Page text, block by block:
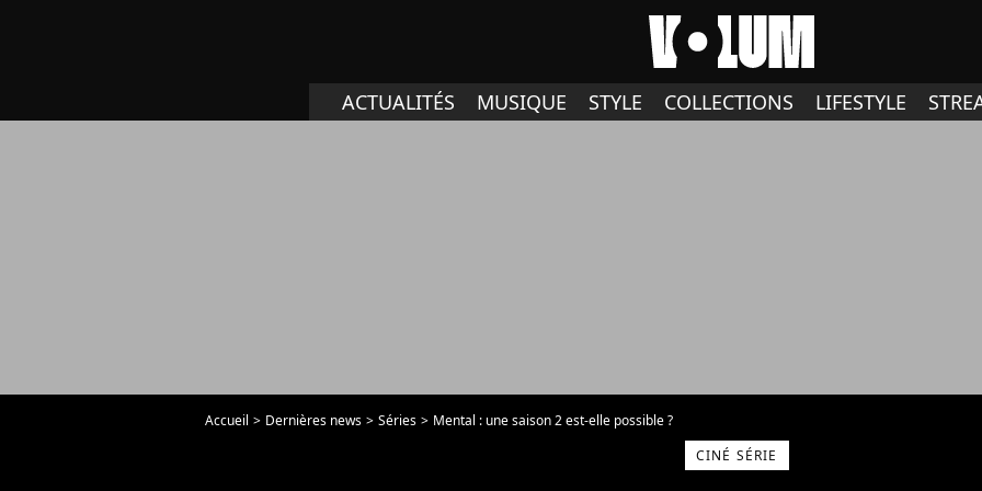
ACTUALITÉS MUSIQUE STYLE COLLECTIONS LIFESTYLE
Accueil Dernières news Séries
Mental : une saison 2 est-elle possible ?
CINÉ SÉRIE